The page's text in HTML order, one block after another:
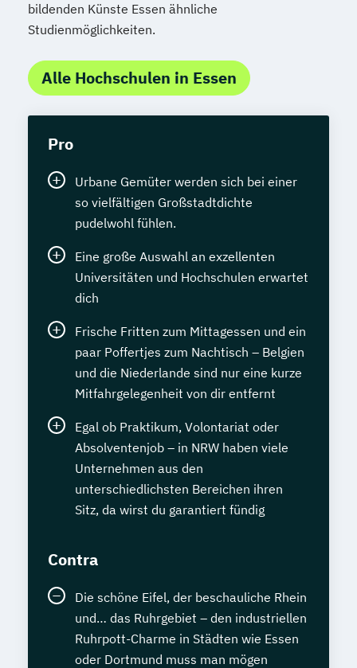
bildenden Künste Essen ähnliche
Studienmöglichkeiten.
Alle Hochschulen in Essen
Pro
Urbane Gemüter werden sich bei einer
so vielfältigen Großstadtdichte
pudelwohl fühlen.
Eine große Auswahl an exzellenten
Universitäten und Hochschulen erwartet
dich
Frische Fritten zum Mittagessen und ein
paar Poffertjes zum Nachtisch – Belgien
und die Niederlande sind nur eine kurze
Mitfahrgelegenheit von dir entfernt
Egal ob Praktikum, Volontariat oder
Absolventenjob – in NRW haben viele
Unternehmen aus den
unterschiedlichsten Bereichen ihren
Sitz, da wirst du garantiert fündig
Contra
Die schöne Eifel, der beschauliche Rhein
und… das Ruhrgebiet – den industriellen
Ruhrpott-Charme in Städten wie Essen
oder Dortmund muss man mögen